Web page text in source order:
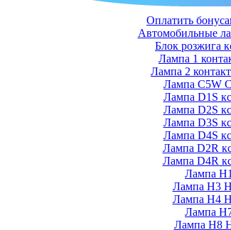
Оплатить
Автомобильные
Блок розжига
Лампа 1
Лампа 2
Лампа C5W
Лампа D1S
Лампа D2S
Лампа D3S
Лампа D4S
Лампа D2R
Лампа D4R
Лампа H1
Лампа H3
Лампа H4
Лампа
Лампа H8